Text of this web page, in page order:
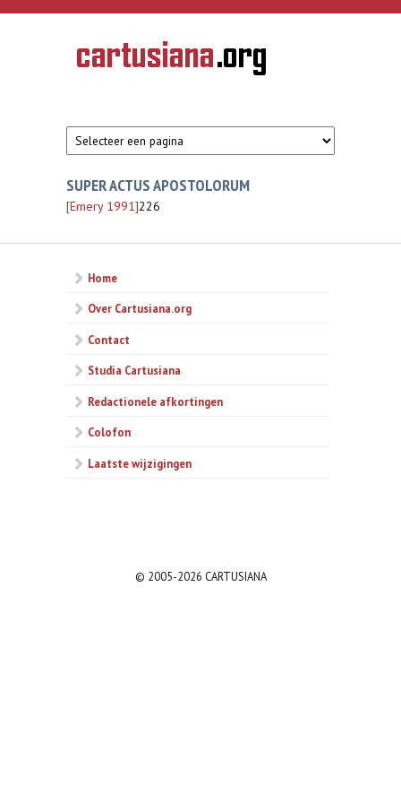
Overslaan en naar de inhoud gaan
CARTUSIANA
Geschiedenis
van de
SUPER ACTUS APOSTOLORUM
[Emery 1991]226
Home
Over Cartusiana.org
Contact
Studia Cartusiana
Redactionele afkortingen
Colofon
Laatste wijzigingen
© 2005-2026 CARTUSIANA